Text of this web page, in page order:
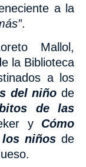
a la
.
Mallol,
la Biblioteca
a los
del niño de
de las
y Cómo
niños de